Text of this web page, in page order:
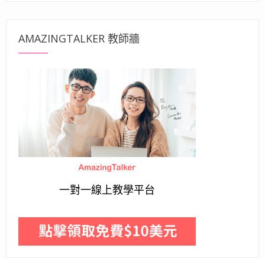
AMAZINGTALKER 教師牆
一對一線上教學平台